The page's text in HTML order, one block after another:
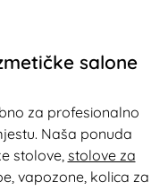
salone
za profesionalno
Naša ponuda
stolove, stolove za
vapozone, kolica za